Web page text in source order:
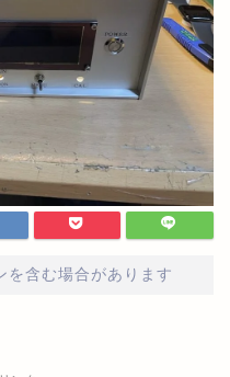
を含む場合があります